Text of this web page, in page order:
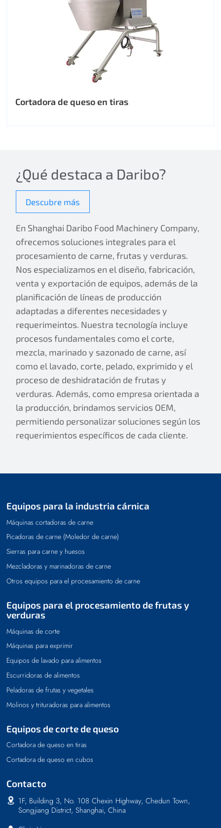
Cortadora de queso en tiras
¿Qué destaca a Daribo?
Descubre más
En Shanghai Daribo Food Machinery Company,
ofrecemos soluciones integrales para el
procesamiento de carne, frutas y verduras.
Nos especializamos en el diseño, fabricación,
venta y exportación de equipos, además de la
planificación de líneas de producción
adaptadas a diferentes necesidades y
requerimeintos. Nuestra tecnología incluye
procesos fundamentales como el corte,
mezcla, marinado y sazonado de carne, así
como el lavado, corte, pelado, exprimido y el
proceso de deshidratación de frutas y
verduras. Además, como empresa orientada a
la producción, brindamos servicios OEM,
permitiendo personalizar soluciones según los
requerimientos específicos de cada cliente.
Equipos para la industria cárnica
Máquinas cortadoras de carne
Picadoras de carne (Moledor de carne)
Sierras para carne y huesos
Mezcladoras y marinadoras de carne
Otros equipos para el procesamiento de carne
Equipos para el procesamiento de frutas y
verduras
Máquinas de corte
Máquinas para exprimir
Equipos de lavado para alimentos
Escurridoras de alimentos
Peladoras de frutas y vegetales
Molinos y trituradoras para alimentos
Equipos de corte de queso
Cortadora de queso en tiras
Cortadora de queso en cubos
Contacto
1F, Building 3, No. 108 Chexin Highway, Chedun Town,
Songjiang District, Shanghai, China